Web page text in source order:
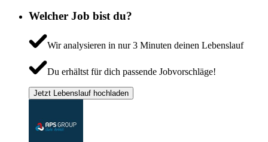
Welcher Job bist du?
Wir analysieren in nur 3 Minuten deinen Lebenslauf
Du erhältst für dich passende Jobvorschläge!
Jetzt Lebenslauf hochladen